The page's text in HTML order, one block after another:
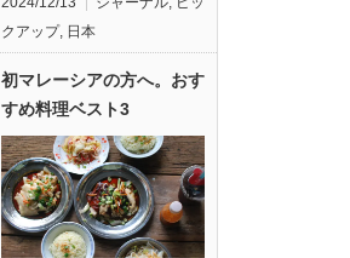
クアップ, 日本
初マレーシアの方へ。おす
すめ料理ベスト3